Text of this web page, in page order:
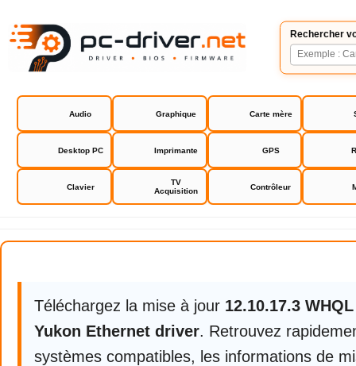
Rechercher
Audio Graphique Carte mère
Desktop PC Imprimante GPS
Clavier
TV
Acquisition
Contrôleur
Marvell Yukon Ethernet driver
Téléchargez la mise à jour 12.10.17.3 WHQL
Yukon Ethernet driver. Retrouvez
systèmes compatibles, les informations de